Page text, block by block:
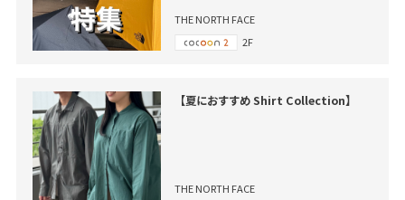
THE NORTH FACE
2F
【夏におすすめ Shirt Collection】
THE NORTH FACE